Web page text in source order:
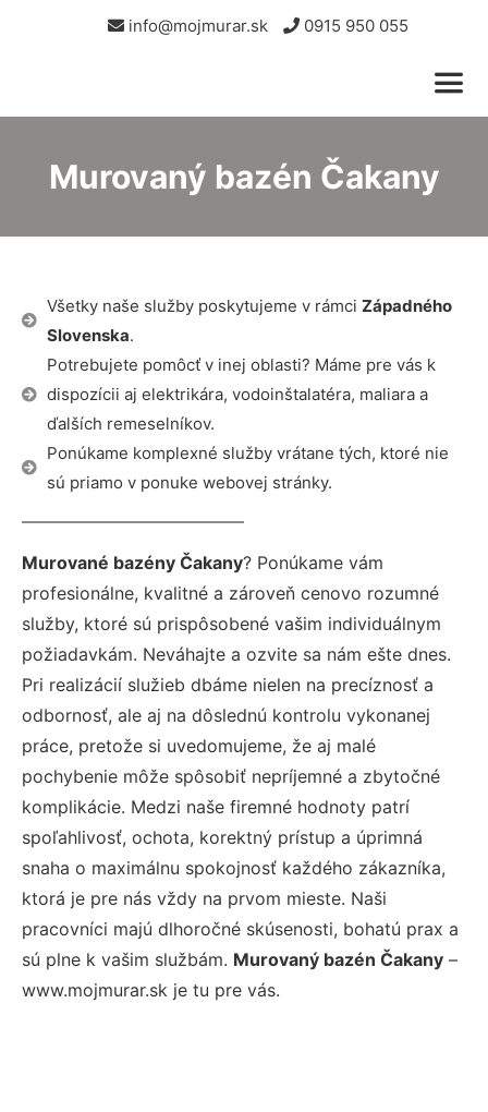
info@mojmurar.sk 0915 950 055
Murovaný bazén Čakany
Všetky naše služby poskytujeme v rámci Západného
Slovenska.
Potrebujete pomôcť v inej oblasti? Máme pre vás k
dispozícii aj elektrikára, vodoinštalatéra, maliara a
ďalších remeselníkov.
Ponúkame komplexné služby vrátane tých, ktoré nie
sú priamo v ponuke webovej stránky.
Murované bazény Čakany? Ponúkame vám
profesionálne, kvalitné a zároveň cenovo rozumné
služby, ktoré sú prispôsobené vašim individuálnym
požiadavkám. Neváhajte a ozvite sa nám ešte dnes.
Pri realizácií služieb dbáme nielen na precíznosť a
odbornosť, ale aj na dôslednú kontrolu vykonanej
práce, pretože si uvedomujeme, že aj malé
pochybenie môže spôsobiť nepríjemné a zbytočné
komplikácie. Medzi naše firemné hodnoty patrí
spoľahlivosť, ochota, korektný prístup a úprimná
snaha o maximálnu spokojnosť každého zákazníka,
ktorá je pre nás vždy na prvom mieste. Naši
pracovníci majú dlhoročné skúsenosti, bohatú prax a
sú plne k vašim službám. Murovaný bazén Čakany –
www.mojmurar.sk je tu pre vás.